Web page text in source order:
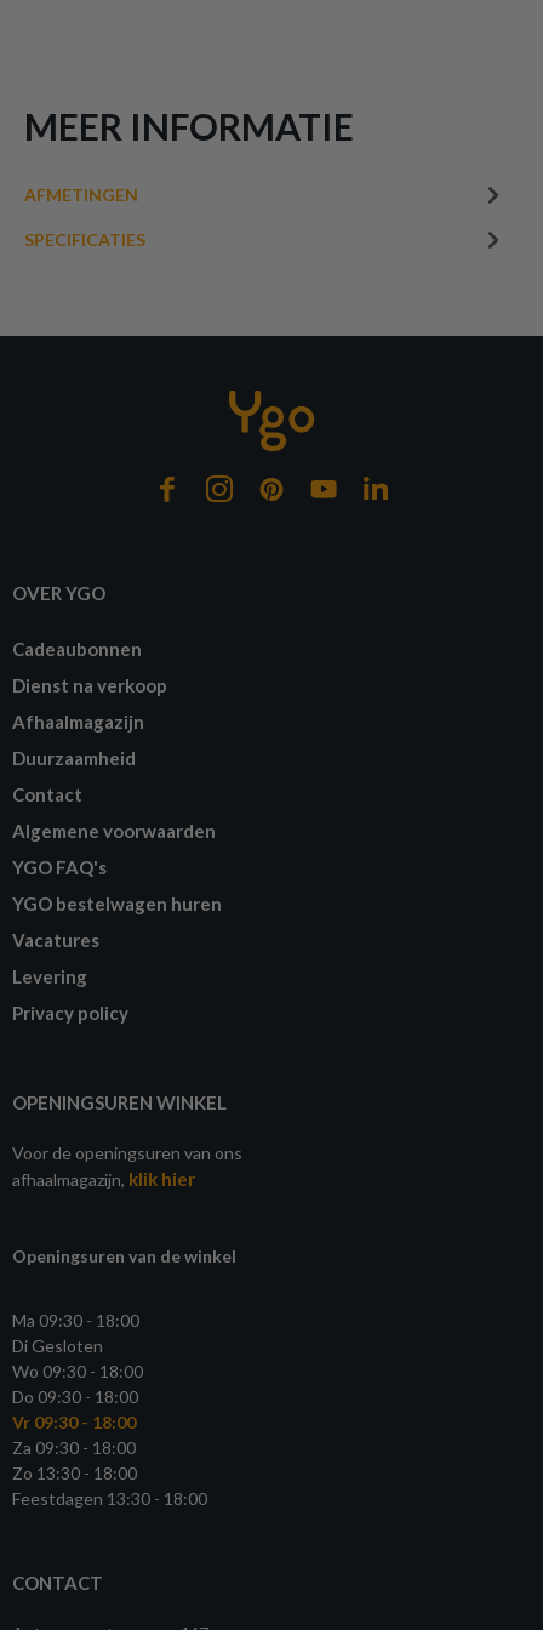
MEER INFORMATIE
AFMETINGEN
SPECIFICATIES
OVER YGO
Cadeaubonnen
Dienst na verkoop
Afhaalmagazijn
Duurzaamheid
Contact
Algemene voorwaarden
YGO FAQ's
YGO bestelwagen huren
Vacatures
Levering
Privacy policy
OPENINGSUREN WINKEL
Voor de openingsuren van ons
afhaalmagazijn, klik hier
Openingsuren van de winkel
Ma 09:30 - 18:00
Di Gesloten
Wo 09:30 - 18:00
Do 09:30 - 18:00
Vr 09:30 - 18:00
Za 09:30 - 18:00
Zo 13:30 - 18:00
Feestdagen 13:30 - 18:00
CONTACT